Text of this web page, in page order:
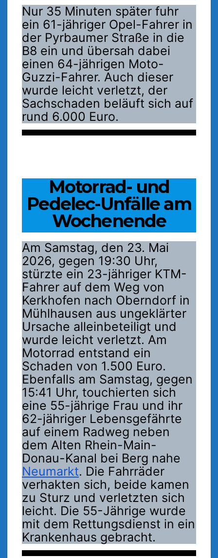
Nur 35 Minuten später fuhr
ein 61-jähriger Opel-Fahrer in
der Pyrbaumer Straße in die
B8 ein und übersah dabei
einen 64-jährigen Moto-
Guzzi-Fahrer. Auch dieser
wurde leicht verletzt, der
Sachschaden beläuft sich auf
rund 6.000 Euro.
Motorrad- und
Pedelec-Unfälle am
Wochenende
Am Samstag, den 23. Mai
2026, gegen 19:30 Uhr,
stürzte ein 23-jähriger KTM-
Fahrer auf dem Weg von
Kerkhofen nach Oberndorf in
Mühlhausen aus ungeklärter
Ursache alleinbeteiligt und
wurde leicht verletzt. Am
Motorrad entstand ein
Schaden von 1.500 Euro.
Ebenfalls am Samstag, gegen
15:41 Uhr, touchierten sich
eine 55-jährige Frau und ihr
62-jähriger Lebensgefährte
auf einem Radweg neben
dem Alten Rhein-Main-
Donau-Kanal bei Berg nahe
Neumarkt. Die Fahrräder
verhakten sich, beide kamen
zu Sturz und verletzten sich
leicht. Die 55-Jährige wurde
mit dem Rettungsdienst in ein
Krankenhaus gebracht.